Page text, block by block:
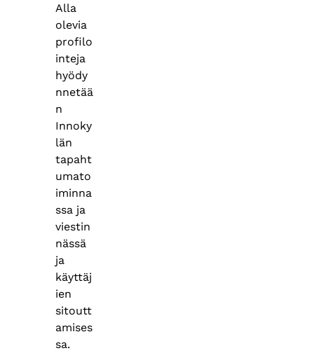
Alla
olevia
profilo
inteja
hyödy
nnetää
n
Innoky
län
tapaht
umato
iminna
ssa ja
viestin
nässä
ja
käyttäj
ien
sitoutt
amises
sa.